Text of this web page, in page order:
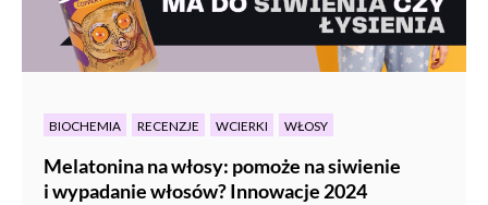
BIOCHEMIA RECENZJE WCIERKI WŁOSY
Melatonina na włosy: pomoże na siwienie
i wypadanie włosów? Innowacje 2024